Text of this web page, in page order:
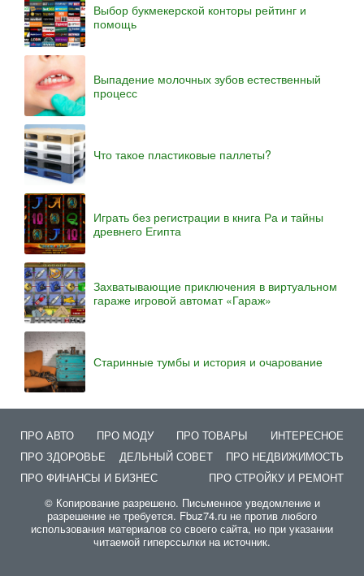
Выбор букмекерской конторы рейтинг и
помощь
Выпадение молочных зубов естественный
процесс
Что такое пластиковые паллеты?
Играть без регистрации в книга Ра и тайны
древнего Египта
Захватывающие приключения в виртуальном
гараже игровой автомат «Гараж»
Старинные тумбы и история и очарование
ПРО АВТО ПРО МОДУ ПРО ТОВАРЫ
ИНТЕРЕСНОЕ
ПРО ЗДОРОВЬЕ
ДЕЛЬНЫЙ СОВЕТ
ПРО НЕДВИЖИМОСТЬ
ПРО ФИНАНСЫ И БИЗНЕС
ПРО СТРОЙКУ И РЕМОНТ
© Копирование разрешено. Письменное уведомление и
разрешение не требуется. Fbuz74.ru не против любого
использования материалов со своего сайта, но при указании
читаемой гиперссылки на источник.